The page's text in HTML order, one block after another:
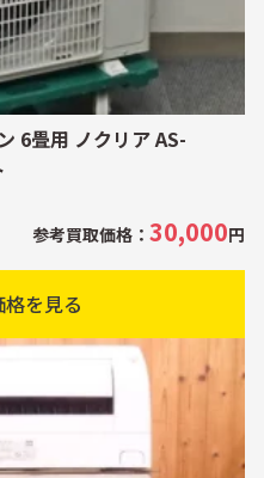
6畳用 ノクリア AS-
参考買取価格： 30,000円
を見る